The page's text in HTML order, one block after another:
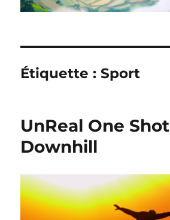
Étiquette :Sport
UnReal One Shot
Downhill